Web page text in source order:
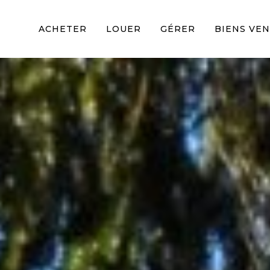
ACHETER LOUER GÉRER BIENS